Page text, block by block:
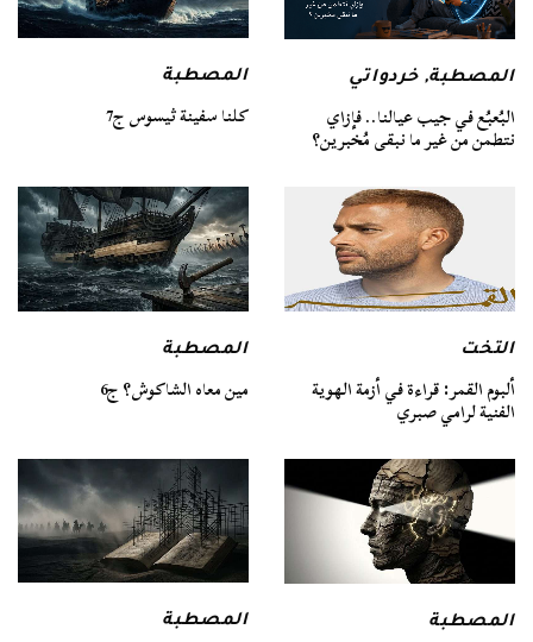
المصطبة,خردواتي
البُعبُع في جيب عيالنا.. فإزاي
نتطمن من غير ما نبقى مُخبرين؟
المصطبة
كلنا سفينة ثيسوس ج7
التخت
ألبوم القمر: قراءة في أزمة الهوية
الفنية لرامي صبري
المصطبة
مين معاه الشاكوش؟ ج6
المصطبة المصطبة